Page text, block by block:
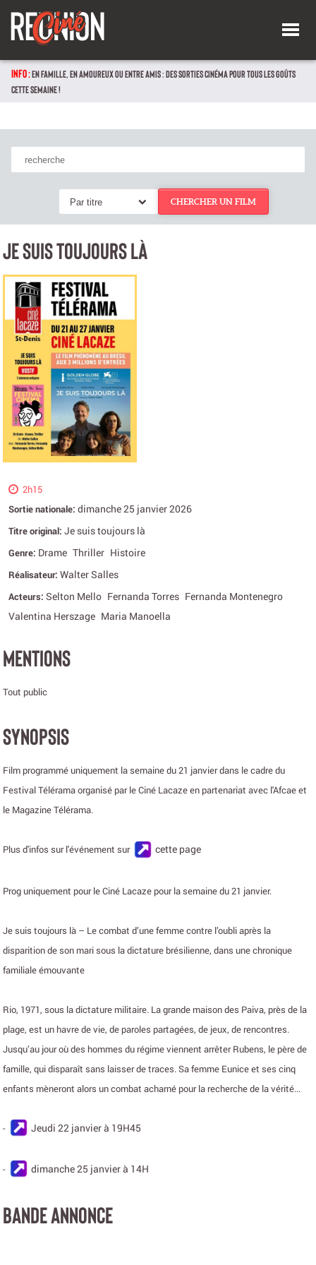
INFO :EN FAMILLE, EN AMOUREUX OU ENTRE AMIS : DES SORTIES CINÉMA POUR TOUS LES GOÛTS
CETTE SEMAINE !
Par titre CHERCHER UN FILM
JE SUIS TOUJOURS LÀ
2h15
Sortie nationale: dimanche 25 janvier 2026
Titre original: Je suis toujours là
Genre: Drame Thriller Histoire
Réalisateur: Walter Salles
Acteurs: Selton Mello Fernanda Torres Fernanda Montenegro
Valentina Herszage Maria Manoella
MENTIONS
Tout public
SYNOPSIS
Film programmé uniquement la semaine du 21 janvier dans le cadre du
Festival Télérama organisé par le Ciné Lacaze en partenariat avec l'Afcae et
le Magazine Télérama.
Plus d'infos sur l'événement sur cette page
Prog uniquement pour le Ciné Lacaze pour la semaine du 21 janvier.
Je suis toujours là – Le combat d’une femme contre l’oubli après la
disparition de son mari sous la dictature brésilienne, dans une chronique
familiale émouvante
Rio, 1971, sous la dictature militaire. La grande maison des Paiva, près de la
plage, est un havre de vie, de paroles partagées, de jeux, de rencontres.
Jusqu’au jour où des hommes du régime viennent arrêter Rubens, le père de
famille, qui disparaît sans laisser de traces. Sa femme Eunice et ses cinq
enfants mèneront alors un combat acharné pour la recherche de la vérité...
- Jeudi 22 janvier à 19H45
- dimanche 25 janvier à 14H
BANDE ANNONCE